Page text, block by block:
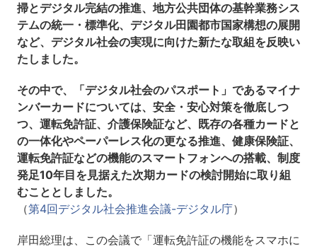
掃とデジタル完結の推進、地方公共団体の基幹業務シス
テムの統一・標準化、デジタル田園都市国家構想の展開
など、デジタル社会の実現に向けた新たな取組を反映い
たしました。
その中で、「デジタル社会のパスポート」であるマイナ
ンバーカードについては、安全・安心対策を徹底しつ
つ、運転免許証、介護保険証など、既存の各種カードと
の一体化やペーパーレス化の更なる推進、健康保険証、
運転免許証などの機能のスマートフォンへの搭載、制度
発足10年目を見据えた次期カードの検討開始に取り組
むこととしました。
（第4回デジタル社会推進会議-デジタル庁）
岸田総理は、この会議で「運転免許証の機能をスマホに